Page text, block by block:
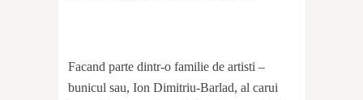
Facand parte dintr-o familie de artisti –
bunicul sau, Ion Dimitriu-Barlad, al carui